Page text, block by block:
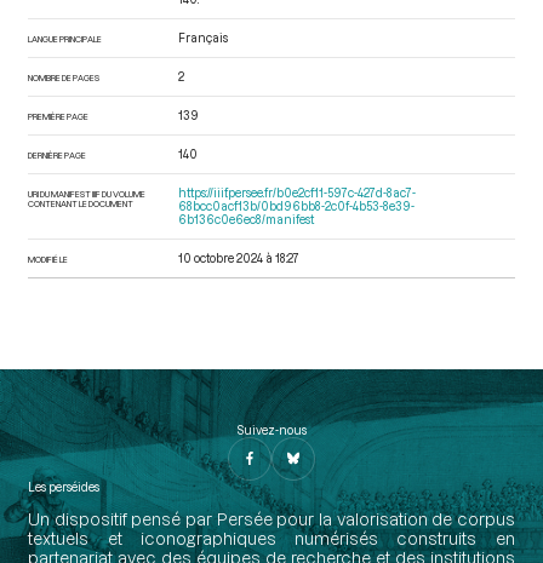
LANGUE PRINCIPALE Français
NOMBRE DE PAGES 2
PREMIÈRE PAGE 139
DERNIÈRE PAGE 140
URI DU MANIFEST IIIF DU VOLUME
CONTENANT LE DOCUMENT
https://iiif.persee.fr/b0e2cf11-597c-427d-8ac7-
68bcc0acf13b/0bd96bb8-2c0f-4b53-8e39-
6b136c0e6ec8/manifest
MODIFIÉ LE 10 octobre 2024 à 18:27
Suivez-nous
Les perséides
Un dispositif pensé par Persée pour la valorisation de corpus
textuels et iconographiques numérisés construits en
partenariat avec des équipes de recherche et des institutions